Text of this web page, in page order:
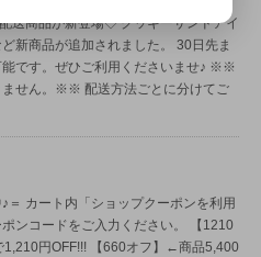
送商品が新登場◇クッキーサンドアイ
新商品が追加されました。
30日先ま
です。ぜひご利用くださいませ♪ ※※
ません。※※ 配送方法ごとに分けてご
＝ カート内「ショップクーポンを利用
ンコードをご入力ください。
【1210
円OFF!!! 【660オフ】←商品5,400